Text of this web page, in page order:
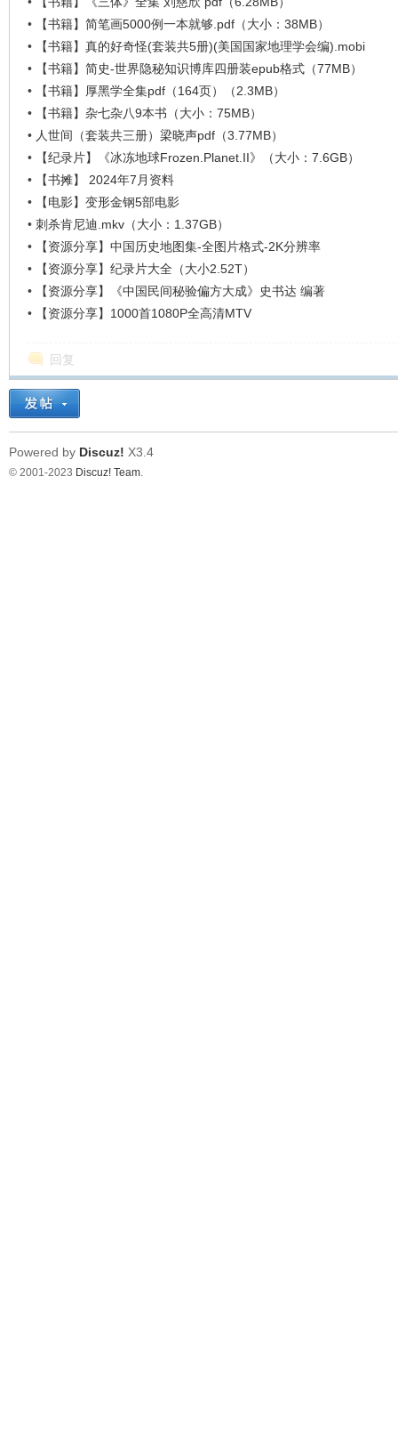
•
【书籍】简笔画5000例一本就够.pdf（大小：38MB）
•
【书籍】真的好奇怪(套装共5册)(美国国家地理学会编).mobi
•
【书籍】简史-世界隐秘知识博库四册装epub格式（77MB）
•
【书籍】厚黑学全集pdf（164页）（2.3MB）
•
【书籍】杂七杂八9本书（大小：75MB）
• 人世间（套装共三册）梁晓声pdf（3.77MB）
•
【纪录片】《冰冻地球Frozen.Planet.II》（大小：7.6GB）
•
【书摊】 2024年7月资料
•
【电影】变形金钢5部电影
• 刺杀肯尼迪.mkv（大小：1.37GB）
•
【资源分享】中国历史地图集-全图片格式-2K分辨率
•
【资源分享】纪录片大全（大小2.52T）
•
【资源分享】《中国民间秘验偏方大成》史书达 编著
•
【资源分享】1000首1080P全高清MTV
回复
Powered by Discuz! X3.4
© 2001-2023 Discuz! Team.